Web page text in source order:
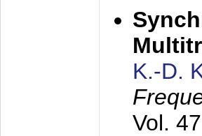
K.-D.
Vol.